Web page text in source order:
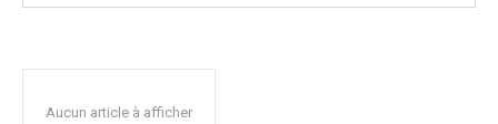
Aucun article à afficher